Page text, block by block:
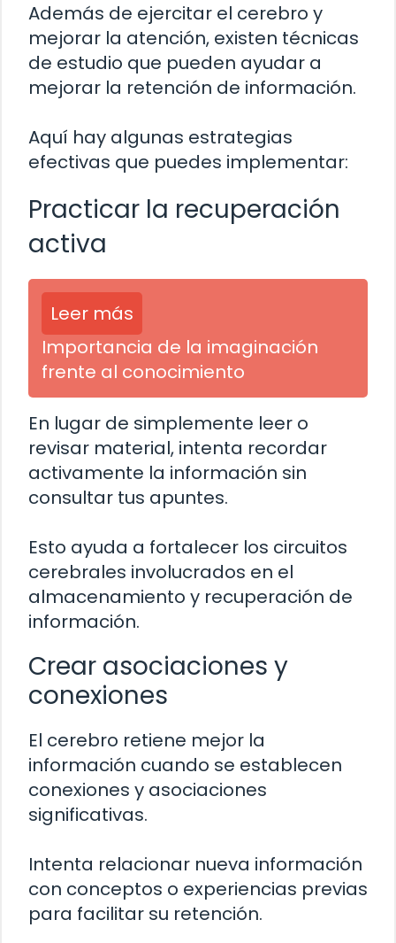
Además de ejercitar el cerebro y
mejorar la atención, existen técnicas
de estudio que pueden ayudar a
mejorar la retención de información.
Aquí hay algunas estrategias
efectivas que puedes implementar:
Practicar la recuperación
activa
Leer más
Importancia de la imaginación
frente al conocimiento
En lugar de simplemente leer o
revisar material, intenta recordar
activamente la información sin
consultar tus apuntes.
Esto ayuda a fortalecer los circuitos
cerebrales involucrados en el
almacenamiento y recuperación de
información.
Crear asociaciones y
conexiones
El cerebro retiene mejor la
información cuando se establecen
conexiones y asociaciones
significativas.
Intenta relacionar nueva información
con conceptos o experiencias previas
para facilitar su retención.